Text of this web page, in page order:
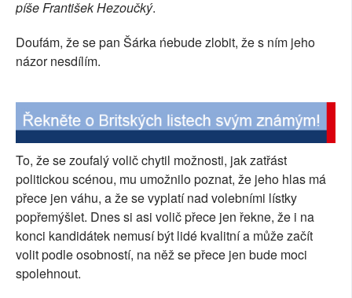
píše František Hezoučký.
Doufám, že se pan Šárka ńebude zlobit, že s ním jeho
názor nesdílím.
To, že se zoufalý volič chytil možnosti, jak zatřást
politickou scénou, mu umožnilo poznat, že jeho hlas má
přece jen váhu, a že se vyplatí nad volebními lístky
popřemýšlet. Dnes si asi volič přece jen řekne, že i na
konci kandidátek nemusí být lidé kvalitní a může začít
volit podle osobností, na něž se přece jen bude moci
spolehnout.